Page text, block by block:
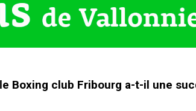
Boxing club Fribourg a-t-il une